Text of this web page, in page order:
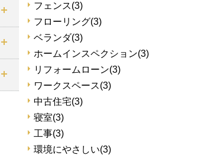
フェンス(3)
フローリング(3)
ベランダ(3)
ホームインスペクション(3)
リフォームローン(3)
ワークスペース(3)
中古住宅(3)
寝室(3)
工事(3)
環境にやさしい(3)